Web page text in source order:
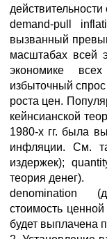
demand-pull
вызванный
масштабах всей
экономике
избыточный спрос
роста цен.
кейнсианской
1980-х гг. была
инфляции. См.
издержек);
теория денег).
denomination
стоимость
будет выплачена